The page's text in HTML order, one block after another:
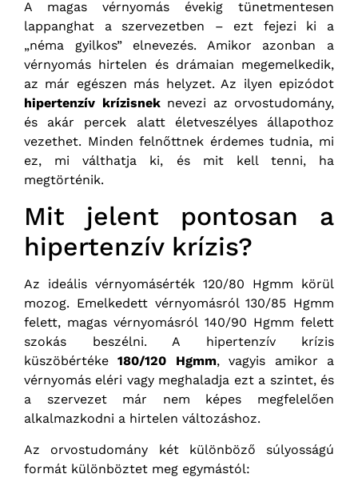
A magas vérnyomás évekig tünetmentesen
lappanghat a szervezetben – ezt fejezi ki a
„néma gyilkos” elnevezés. Amikor azonban a
vérnyomás hirtelen és drámaian megemelkedik,
az már egészen más helyzet. Az ilyen epizódot
hipertenzív krízisneknevezi az orvostudomány,
és akár percek alatt életveszélyes állapothoz
vezethet. Minden felnőttnek érdemes tudnia, mi
ez, mi válthatja ki, és mit kell tenni, ha
megtörténik.
Mit jelent pontosan a
hipertenzív krízis?
Az ideális vérnyomásérték 120/80 Hgmm körül
mozog. Emelkedett vérnyomásról 130/85 Hgmm
felett, magas vérnyomásról 140/90 Hgmm felett
szokás beszélni. A hipertenzív krízis
küszöbértéke180/120 Hgmm, vagyis amikor a
vérnyomás eléri vagy meghaladja ezt a szintet, és
a szervezet már nem képes megfelelően
alkalmazkodni a hirtelen változáshoz.
Az orvostudomány két különböző súlyosságú
formát különböztet meg egymástól: